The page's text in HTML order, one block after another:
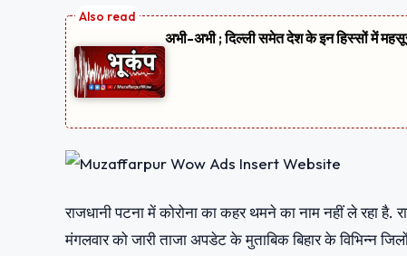
अभी-अभी ; दिल्ली समेत देश के इन हिस्सों में
राजधानी पटना में कोरोना का कहर थमने का नाम नहीं ले रहा
मंगलवार को जारी ताजा अपडेट के मुताबिक बिहार के विभिन्न